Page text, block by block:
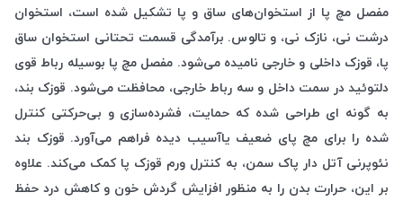
مفصل مچ پا از استخوان‌های ساق و پا تشکیل شده است، استخوان
درشت نی، نازک نی، و تالوس. برآمدگی قسمت تحتانی استخوان ساق
پا، قوزک داخلی و خارجی نامیده می‌شود. مفصل مچ پا بوسیله رباط قوی
دلتوئید در سمت داخل و سه رباط خارجی، محافظت می‌شود. قوزک بند،
به گونه ای طراحی شده که حمایت، فشرده‌سازی و بی‌حرکتی کنترل
شده را برای مچ پای ضعیف یاآسیب دیده فراهم می‌آورد. قوزک بند
نئوپرنی آتل دار پاک سمن، به کنترل ورم قوزک پا کمک می‌کند. علاوه
بر این، حرارت بدن را به منظور افزایش گردش خون و کاهش درد حفظ